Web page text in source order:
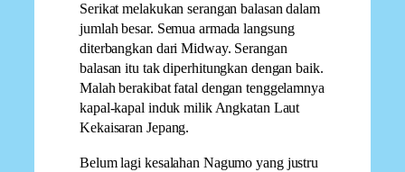
Serikat melakukan serangan balasan dalam
jumlah besar. Semua armada langsung
diterbangkan dari Midway. Serangan
balasan itu tak diperhitungkan dengan baik.
Malah berakibat fatal dengan tenggelamnya
kapal-kapal induk milik Angkatan Laut
Kekaisaran Jepang.
Belum lagi kesalahan Nagumo yang justru